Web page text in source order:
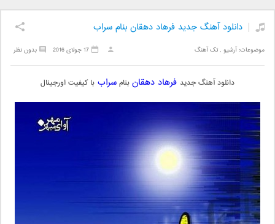
دانلود آهنگ جدید فرهاد دهقان بنام سراب
موضوعات:آرشیو ,تک آهنگ بدون نظر 17 جولای 2016
دانلود آهنگ جدید فرهاد دهقانبنامسراب با کیفیت اورجینال